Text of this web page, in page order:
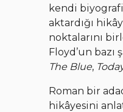
kendi
aktardığı
noktalarını
Floyd’un bazı
The Blue,
Roman bir
hikâyesini